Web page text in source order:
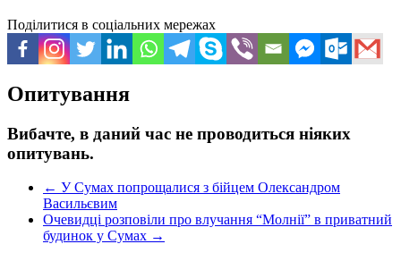
Поділитися в соціальних мережах
Опитування
Вибачте, в даний час не проводиться ніяких
опитувань.
← У Сумах попрощалися з бійцем Олександром
Васильєвим
Очевидці розповіли про влучання “Молнії” в приватний
будинок у Сумах →